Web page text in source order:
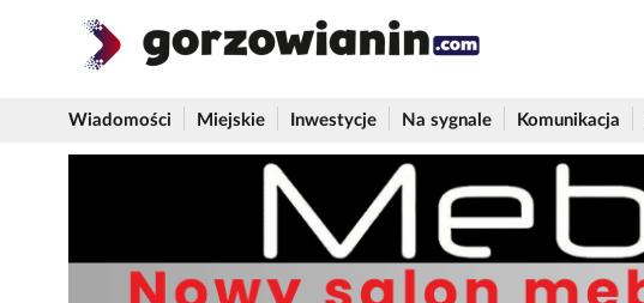
Wiadomości Miejskie Inwestycje Na sygnale Komunikacja